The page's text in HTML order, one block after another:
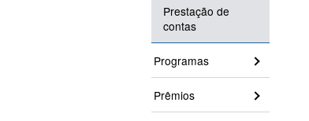
Prestação de
contas
Programas
Prêmios